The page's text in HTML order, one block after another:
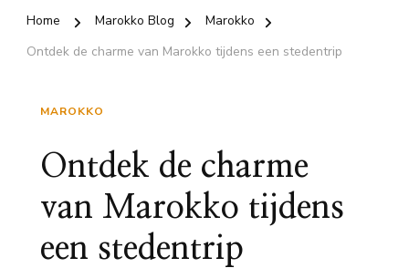
Home Marokko Blog
Marokko
Ontdek de charme van Marokko tijdens een stedentrip
MAROKKO
Ontdek de charme
van Marokko tijdens
een stedentrip